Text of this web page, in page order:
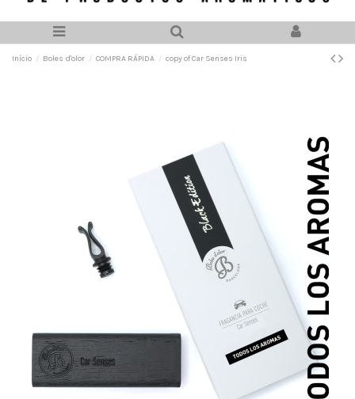
Início Boles d'olor COMPRA RÁPIDA copy of Car Senses Iris